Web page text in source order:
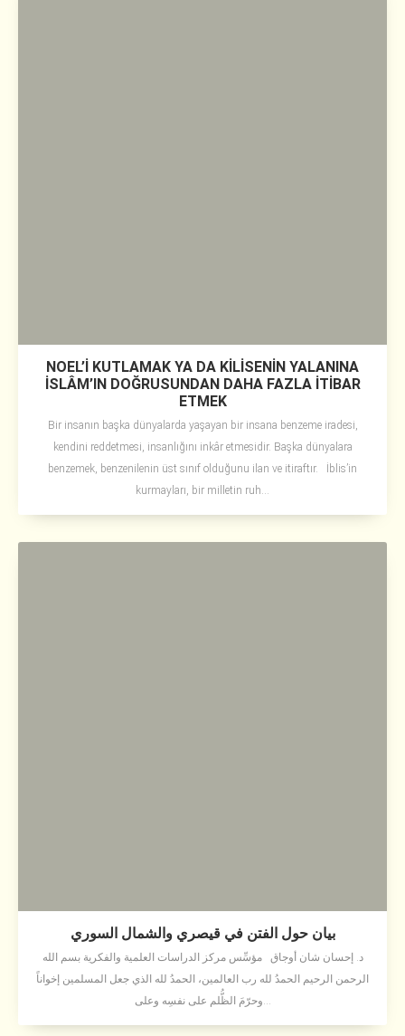
NOEL’İ KUTLAMAK YA DA KİLİSENİN YALANINA
İSLÂM’IN DOĞRUSUNDAN DAHA FAZLA İTİBAR
ETMEK
Bir insanın başka dünyalarda yaşayan bir insana benzeme iradesi,
kendini reddetmesi, insanlığını inkâr etmesidir. Başka dünyalara
benzemek, benzenilenin üst sınıf olduğunu ilan ve itiraftır. İblis’in
kurmayları, bir milletin ruh...
بيان حول الفتن في قيصري والشمال السوري
د. إحسان شان أوجاق مؤسِّس مركز الدراسات العلمية والفكرية بسم الله
الرحمن الرحيم الحمدُ لله رب العالمين، الحمدُ لله الذي جعل المسلمين إخواناً
وحرّمَ الظُّلم على نفسِه وعلى...